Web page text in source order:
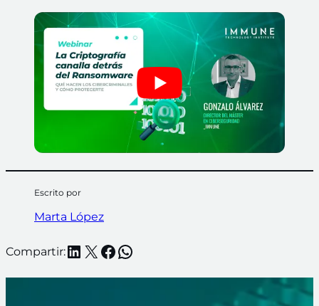
Escrito por
Marta López
Compartir:LinkedIn
X Facebook
WhatsApp